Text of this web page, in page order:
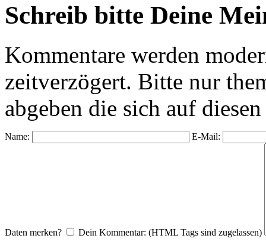
Schreib bitte Deine
Kommentare werden
zeitverzögert. Bitte nur
abgeben die sich auf
Name: E-Mail:
Daten merken? Dein Kommentar: (HTML Tags sind zugelassen)